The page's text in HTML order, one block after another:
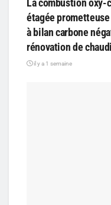
La combustion
étagée
à bilan carbone
rénovation de
il y a 1 semaine